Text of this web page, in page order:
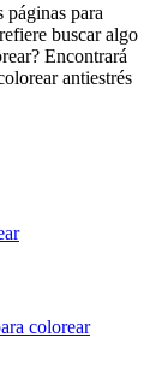
páginas para
buscar algo
Encontrará
antiestrés